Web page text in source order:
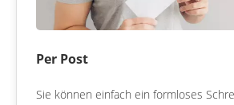
Per Post
Sie können einfach ein formloses